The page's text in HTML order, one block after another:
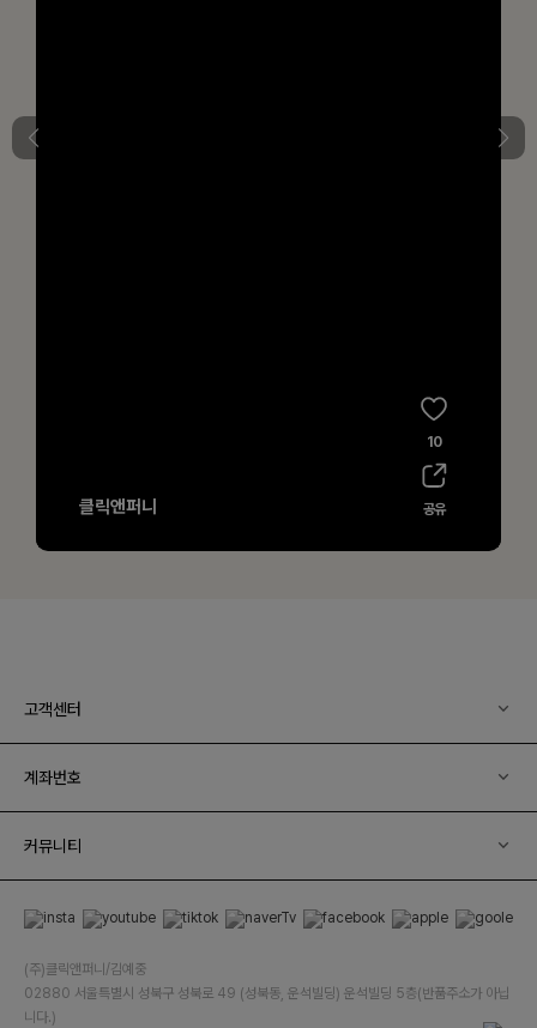
고객센터
계좌번호
커뮤니티
(주)클릭앤퍼니/김예중
02880 서울특별시 성북구 성북로 49 (성북동, 운석빌딩) 운석빌딩 5층(반품주소가 아닙
니다.)